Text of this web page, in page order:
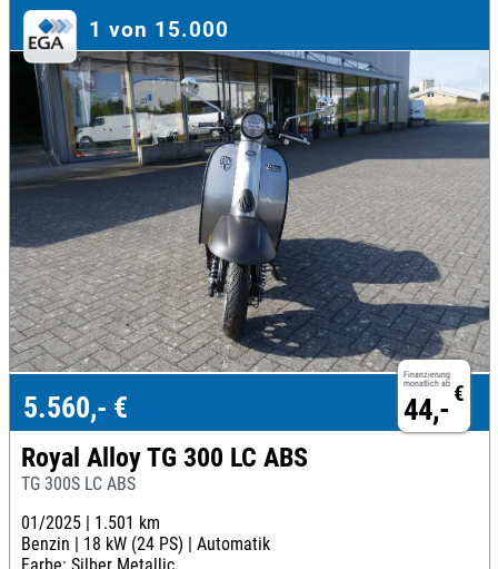
1 von 15.000
Finanzierung
monatlich ab €
44,-
5.560,- €
Royal Alloy TG 300 LC ABS
TG 300S LC ABS
01/2025 | 1.501 km
Benzin | 18 kW (24 PS) | Automatik